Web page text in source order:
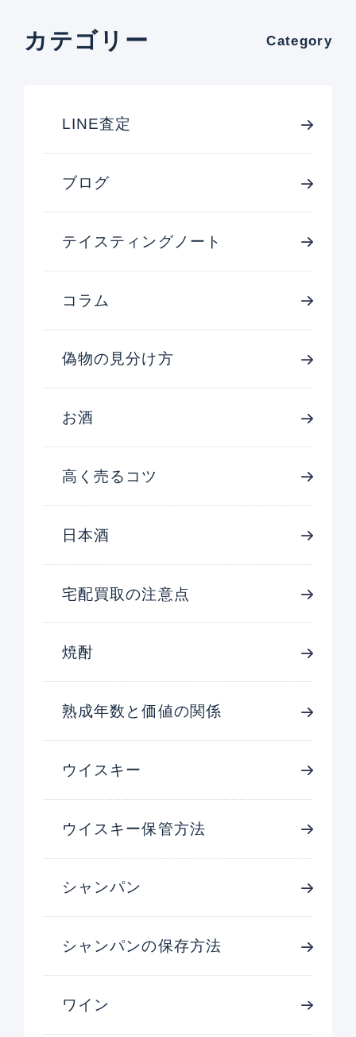
カテゴリー Category
LINE査定
ブログ
テイスティングノート
コラム
偽物の見分け方
お酒
高く売るコツ
日本酒
宅配買取の注意点
焼酎
熟成年数と価値の関係
ウイスキー
ウイスキー保管方法
シャンパン
シャンパンの保存方法
ワイン